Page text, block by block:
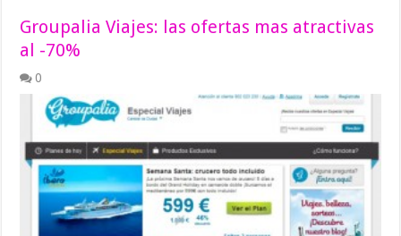
Groupalia Viajes: las ofertas mas atractivas
al -70%
0